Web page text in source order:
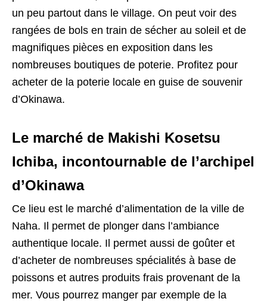
un peu partout dans le village. On peut voir des
rangées de bols en train de sécher au soleil et de
magnifiques pièces en exposition dans les
nombreuses boutiques de poterie. Profitez pour
acheter de la poterie locale en guise de souvenir
d’Okinawa.
Le marché de Makishi Kosetsu
Ichiba, incontournable de l’archipel
d’Okinawa
Ce lieu est le marché d’alimentation de la ville de
Naha. Il permet de plonger dans l’ambiance
authentique locale. Il permet aussi de goûter et
d’acheter de nombreuses spécialités à base de
poissons et autres produits frais provenant de la
mer. Vous pourrez manger par exemple de la